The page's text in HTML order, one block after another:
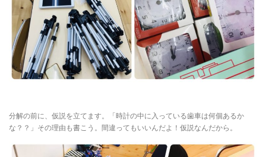
分解の前に、仮説を立てます。「時計の中に入っている歯車は何個あるか
な？？」その理由も書こう。間違ってもいいんだよ！仮説なんだから。